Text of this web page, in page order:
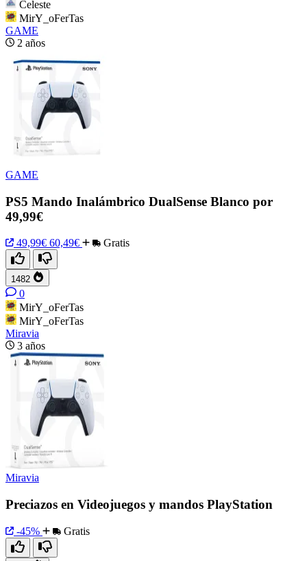
Celeste
MirY_oFerTas
GAME
2 años
GAME
PS5 Mando Inalámbrico DualSense Blanco por
49,99€
49,99€ 60,49€ Gratis
1482
0
MirY_oFerTas
MirY_oFerTas
Miravia
3 años
Miravia
Preciazos en Videojuegos y mandos PlayStation
-45% Gratis